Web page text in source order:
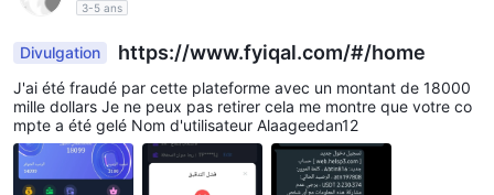
3-5 ans
Divulgation https://www.fyiqal.com/#/home
J'ai été fraudé par cette plateforme avec un montant de 18000
mille dollars Je ne peux pas retirer cela me montre que votre co
mpte a été gelé Nom d'utilisateur Alaageedan12